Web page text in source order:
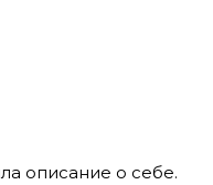
описание о себе.